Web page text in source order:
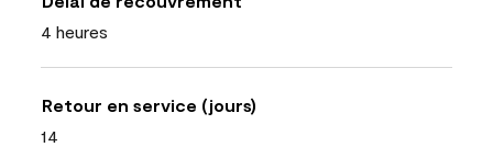
4 heures
Retour en service (jours)
14